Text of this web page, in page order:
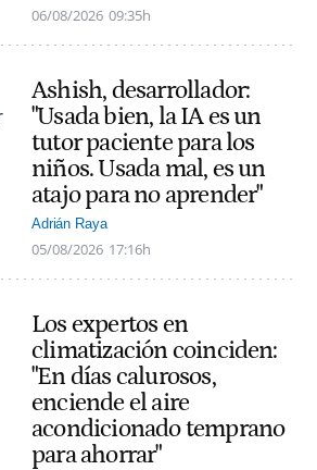
06/08/2026 09:35h
Ashish, desarrollador:
"Usada bien, la IA es un
tutor paciente para los
niños. Usada mal, es un
atajo para no aprender"
Adrián Raya
05/08/2026 17:16h
Los expertos en
climatización coinciden:
"En días calurosos,
enciende el aire
acondicionado temprano
para ahorrar"